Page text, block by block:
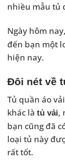
nhiều mẫu tủ
Ngày hôm nay,
đến bạn một
hiện nay.
Đôi nét về
Tủ quần áo
khác là tủ vải,
bạn cũng đã
loại tủ này
rất tốt.